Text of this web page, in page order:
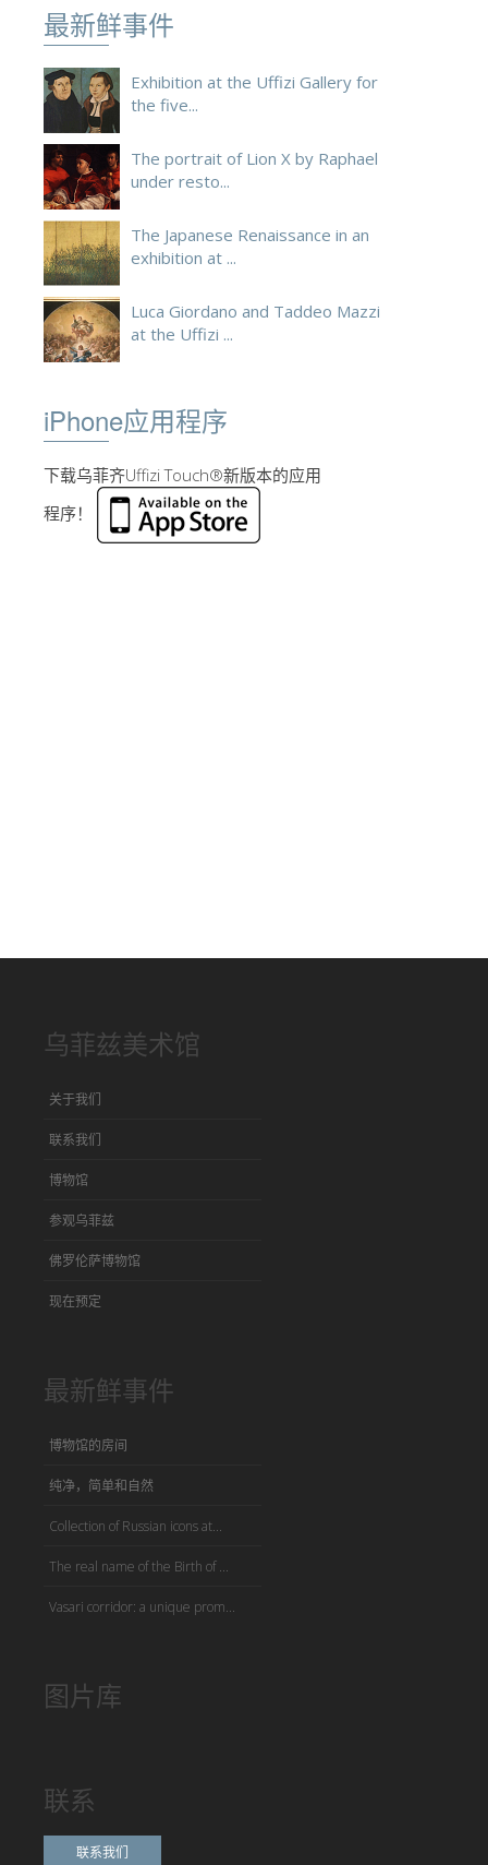
最新鲜事件
Exhibition at the Uffizi Gallery for
the five...
The portrait of Lion X by Raphael
under resto...
The Japanese Renaissance in an
exhibition at ...
Luca Giordano and Taddeo Mazzi
at the Uffizi ...
iPhone应用程序
下载乌菲齐Uffizi Touch®新版本的应用
程序！
乌菲兹美术馆
关于我们
联系我们
博物馆
参观乌菲兹
佛罗伦萨博物馆
现在预定
最新鲜事件
博物馆的房间
纯净，简单和自然
Collection of Russian icons at...
The real name of the Birth of ...
Vasari corridor: a unique prom...
图片库
联系
联系我们